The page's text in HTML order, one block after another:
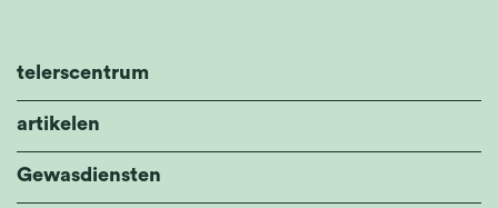
telerscentrum
artikelen
Gewasdiensten